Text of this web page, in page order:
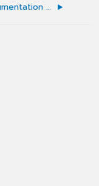
HIV-Dokumentation ausfüllen